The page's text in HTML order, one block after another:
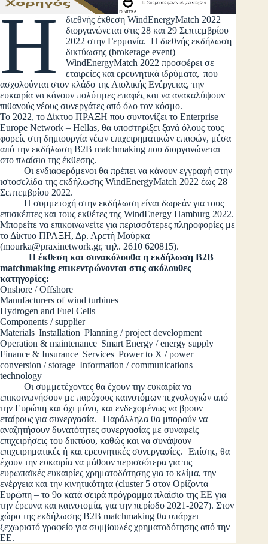
Η
διεθνής έκθεση WindEnergyMatch 2022
διοργανώνεται στις 28 και 29 Σεπτεμβρίου
2022 στην Γερμανία. Η διεθνής εκδήλωση
δικτύωσης (brokerage event)
WindEnergyMatch 2022 προσφέρει σε
εταιρείες και ερευνητικά ιδρύματα, που
ασχολούνται στον κλάδο της Αιολικής Ενέργειας, την
ευκαιρία να κάνουν πολύτιμες επαφές και να ανακαλύψουν
πιθανούς νέους συνεργάτες από όλο τον κόσμο.
Το 2022, το Δίκτυο ΠΡΑΞΗ που συντονίζει το Enterprise
Europe Network – Hellas, θα υποστηρίξει ξανά όλους τους
φορείς στη δημιουργία νέων επιχειρηματικών επαφών, μέσα
από την εκδήλωση B2B matchmaking που διοργανώνεται
στο πλαίσιο της έκθεσης.
Οι ενδιαφερόμενοι θα πρέπει να κάνουν εγγραφή στην
ιστοσελίδα της εκδήλωσης WindEnergyMatch 2022 έως 28
Σεπτεμβρίου 2022.
Η συμμετοχή στην εκδήλωση είναι δωρεάν για τους
επισκέπτες και τους εκθέτες της WindEnergy Hamburg 2022.
Μπορείτε να επικοινωνείτε για περισσότερες πληροφορίες με
το Δίκτυο ΠΡΑΞΗ, Δρ. Αρετή Μούρκα
(mourka@praxinetwork.gr, τηλ. 2610 620815).
Η έκθεση και συνακόλουθα η εκδήλωση B2B
matchmaking επικεντρώνονται στις ακόλουθες
κατηγορίες:
Onshore / Offshore
Manufacturers of wind turbines
Hydrogen and Fuel Cells
Components / supplier
Materials Installation Planning / project development
Operation & maintenance Smart Energy / energy supply
Finance & Insurance Services Power to X / power
conversion / storage Information / communications
technology
Οι συμμετέχοντες θα έχουν την ευκαιρία να
επικοινωνήσουν με παρόχους καινοτόμων τεχνολογιών από
την Ευρώπη και όχι μόνο, και ενδεχομένως να βρουν
εταίρους για συνεργασία.
Παράλληλα θα μπορούν να
αναζητήσουν δυνατότητες συνεργασίας με συναφείς
επιχειρήσεις του δικτύου, καθώς και να συνάψουν
επιχειρηματικές ή και ερευνητικές συνεργασίες. Επίσης, θα
έχουν την ευκαιρία να μάθουν περισσότερα για τις
ευρωπαϊκές ευκαιρίες χρηματοδότησης για το κλίμα, την
ενέργεια και την κινητικότητα (cluster 5 στον Ορίζοντα
Ευρώπη – το 9ο κατά σειρά πρόγραμμα πλαίσιο της ΕΕ για
την έρευνα και καινοτομία, για την περίοδο 2021-2027). Στον
χώρο της εκδήλωσης B2B matchmaking θα υπάρχει
ξεχωριστό γραφείο για συμβουλές χρηματοδότησης από την
ΕΕ.